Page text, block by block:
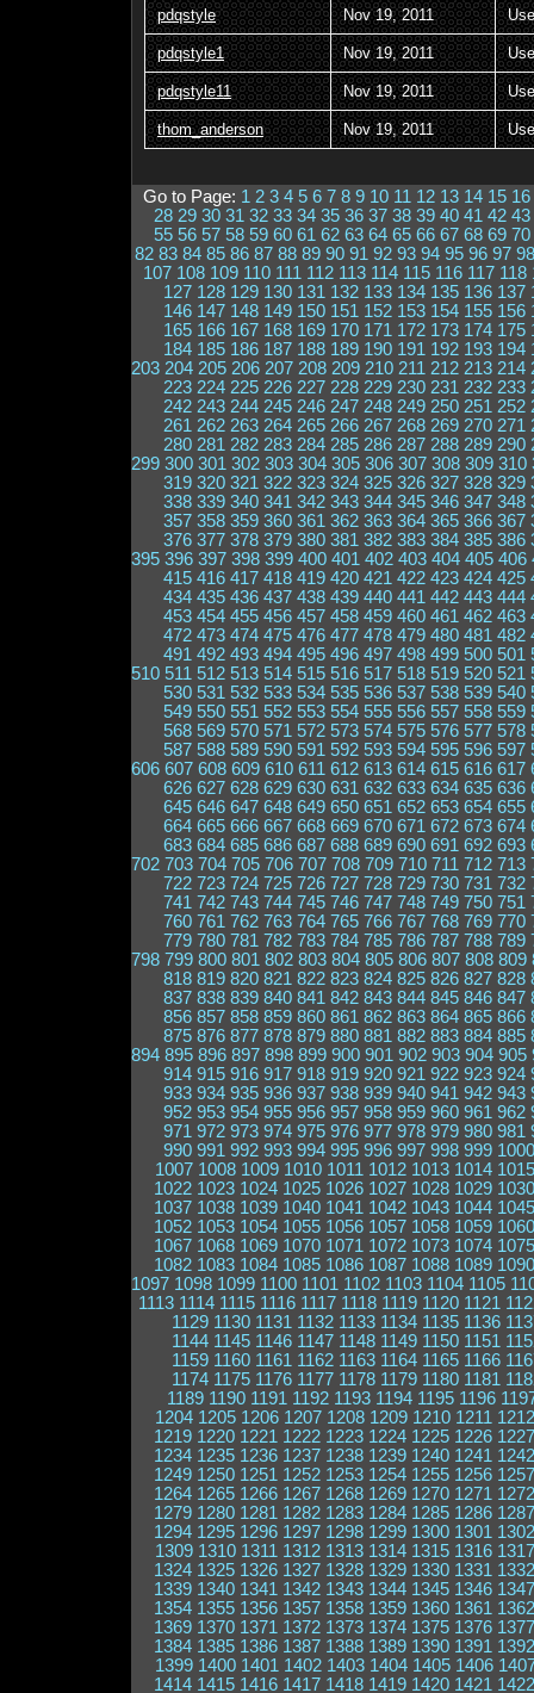
pdqstyle Nov 19, 2011
pdqstyle1 Nov 19, 2011
pdqstyle11 Nov 19, 2011
thom_anderson Nov 19, 2011
Go to Page: 1 2 3 4 5 6 7 8 9 10 11 12 13 14 15 16
28 29 30 31 32 33 34 35 36 37 38 39 40 41 42 43
55 56 57 58 59 60 61 62 63 64 65 66 67 68 69 70
82 83 84 85 86 87 88 89 90 91 92 93 94 95 96 97 98
107 108 109 110 111 112 113 114 115 116 117 118
127 128 129 130 131 132 133 134 135 136 137
146 147 148 149 150 151 152 153 154 155 156
165 166 167 168 169 170 171 172 173 174 175
184 185 186 187 188 189 190 191 192 193 194
203 204 205 206 207 208 209 210 211 212 213 214
223 224 225 226 227 228 229 230 231 232 233
242 243 244 245 246 247 248 249 250 251 252
261 262 263 264 265 266 267 268 269 270 271
280 281 282 283 284 285 286 287 288 289 290
299 300 301 302 303 304 305 306 307 308 309 310
319 320 321 322 323 324 325 326 327 328 329
338 339 340 341 342 343 344 345 346 347 348
357 358 359 360 361 362 363 364 365 366 367
376 377 378 379 380 381 382 383 384 385 386
395 396 397 398 399 400 401 402 403 404 405 406
415 416 417 418 419 420 421 422 423 424 425
434 435 436 437 438 439 440 441 442 443 444
453 454 455 456 457 458 459 460 461 462 463
472 473 474 475 476 477 478 479 480 481 482
491 492 493 494 495 496 497 498 499 500 501
510 511 512 513 514 515 516 517 518 519 520 521
530 531 532 533 534 535 536 537 538 539 540
549 550 551 552 553 554 555 556 557 558 559
568 569 570 571 572 573 574 575 576 577 578
587 588 589 590 591 592 593 594 595 596 597
606 607 608 609 610 611 612 613 614 615 616 617
626 627 628 629 630 631 632 633 634 635 636
645 646 647 648 649 650 651 652 653 654 655
664 665 666 667 668 669 670 671 672 673 674
683 684 685 686 687 688 689 690 691 692 693
702 703 704 705 706 707 708 709 710 711 712 713
722 723 724 725 726 727 728 729 730 731 732
741 742 743 744 745 746 747 748 749 750 751
760 761 762 763 764 765 766 767 768 769 770
779 780 781 782 783 784 785 786 787 788 789
798 799 800 801 802 803 804 805 806 807 808 809
818 819 820 821 822 823 824 825 826 827 828
837 838 839 840 841 842 843 844 845 846 847
856 857 858 859 860 861 862 863 864 865 866
875 876 877 878 879 880 881 882 883 884 885
894 895 896 897 898 899 900 901 902 903 904 905
914 915 916 917 918 919 920 921 922 923 924
933 934 935 936 937 938 939 940 941 942 943
952 953 954 955 956 957 958 959 960 961 962
971 972 973 974 975 976 977 978 979 980 981
990 991 992 993 994 995 996 997 998 999 1000
1007 1008 1009 1010 1011 1012 1013 1014 1015
1022 1023 1024 1025 1026 1027 1028 1029 1030
1037 1038 1039 1040 1041 1042 1043 1044 1045
1052 1053 1054 1055 1056 1057 1058 1059 1060
1067 1068 1069 1070 1071 1072 1073 1074 1075
1082 1083 1084 1085 1086 1087 1088 1089 1090
1097 1098 1099 1100 1101 1102 1103 1104 1105
1113 1114 1115 1116 1117 1118 1119 1120 1121
1129 1130 1131 1132 1133 1134 1135 1136
1144 1145 1146 1147 1148 1149 1150 1151
1159 1160 1161 1162 1163 1164 1165 1166
1174 1175 1176 1177 1178 1179 1180 1181
1189 1190 1191 1192 1193 1194 1195 1196
1204 1205 1206 1207 1208 1209 1210 1211 1212
1219 1220 1221 1222 1223 1224 1225 1226 1227
1234 1235 1236 1237 1238 1239 1240 1241 1242
1249 1250 1251 1252 1253 1254 1255 1256 1257
1264 1265 1266 1267 1268 1269 1270 1271 1272
1279 1280 1281 1282 1283 1284 1285 1286 1287
1294 1295 1296 1297 1298 1299 1300 1301 1302
1309 1310 1311 1312 1313 1314 1315 1316 1317
1324 1325 1326 1327 1328 1329 1330 1331 1332
1339 1340 1341 1342 1343 1344 1345 1346 1347
1354 1355 1356 1357 1358 1359 1360 1361 1362
1369 1370 1371 1372 1373 1374 1375 1376 1377
1384 1385 1386 1387 1388 1389 1390 1391 1392
1399 1400 1401 1402 1403 1404 1405 1406
1414 1415 1416 1417 1418 1419 1420 1421 1422